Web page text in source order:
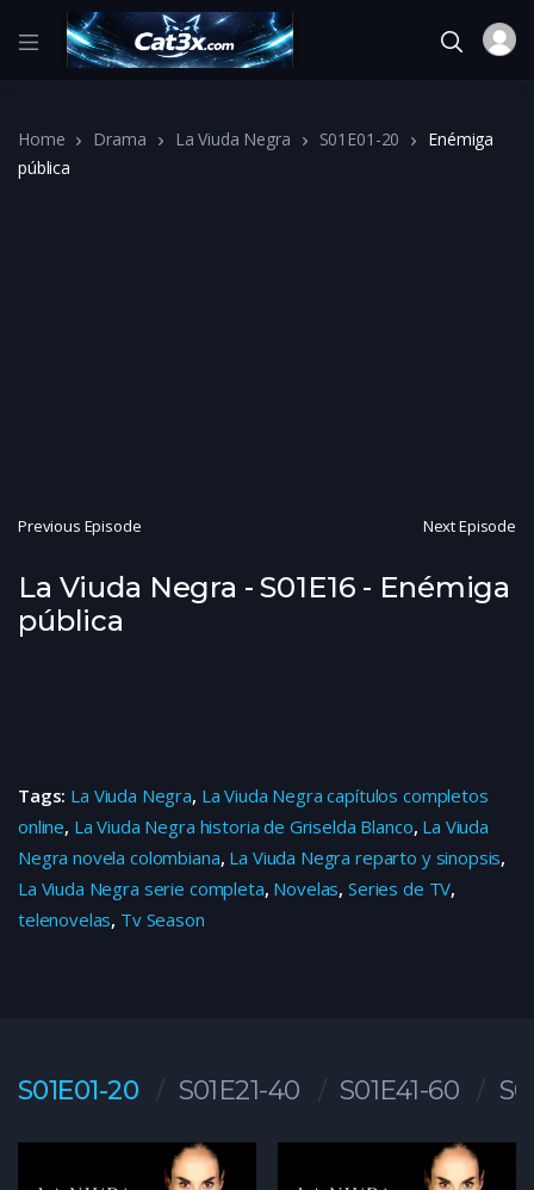
Home Drama La Viuda Negra S01E01-20
Enémiga
pública
Previous Episode Next Episode
La Viuda Negra - S01E16 - Enémiga
pública
Tags: La Viuda Negra, La Viuda Negra capítulos completos
online, La Viuda Negra historia de Griselda Blanco, La Viuda
Negra novela colombiana, La Viuda Negra reparto y sinopsis,
La Viuda Negra serie completa, Novelas,Series de TV,
telenovelas, Tv Season
S01E01-20 S01E21-40 S01E41-60